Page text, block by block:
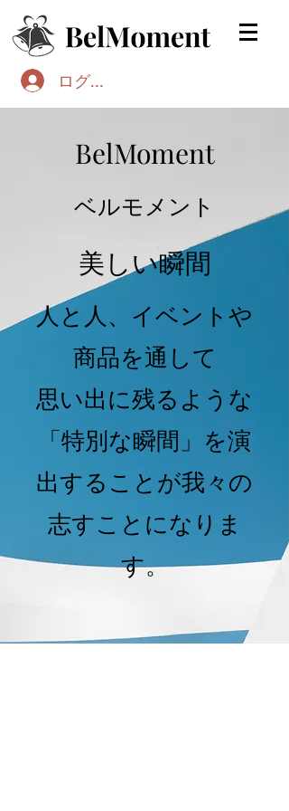
ログイン
BelMoment
ベルモメント
美しい瞬間
人と人、イベントや
商品を通して
思い出に残るような
「特別な瞬間」を演
出することが我々の
志すことになりま
す。